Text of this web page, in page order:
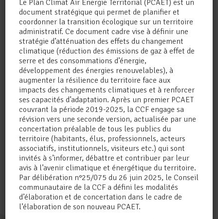
d’autres sites se comporte de la même
manière que si le visiteur se rendait sur cet
autre site.
Ces sites web pourraient collecter des
données sur vous, utiliser des cookies,
embarquer des outils de suivis tiers, suivre
vos interactions avec ces contenus embarqués
si vous disposez d’un compte connecté sur leur
site web.
INFORMATIONS DE
CONTACT
Communauté de Communes du Frontonnais
3 rue du Vigé – CS 20053
31620 Bouloc
TEL : 05 61 82 13 32
Le Plan Climat Air Energie Territorial (PCAET) est un
document stratégique qui permet de planifier et
coordonner la transition écologique sur un territoire
administratif. Ce document cadre vise à définir une
stratégie d’atténuation des effets du changement
climatique (réduction des émissions de gaz à effet de
serre et des consommations d’énergie,
développement des énergies renouvelables), à
augmenter la résilience du territoire face aux
impacts des changements climatiques et à renforcer
ses capacités d’adaptation. Après un premier PCAET
couvrant la période 2019-2025, la CCF engage sa
révision vers une seconde version, actualisée par une
concertation préalable de tous les publics du
territoire (habitants, élus, professionnels, acteurs
associatifs, institutionnels, visiteurs etc.) qui sont
invités à s’informer, débattre et contribuer par leur
avis à l’avenir climatique et énergétique du territoire.
Par délibération n°25/075 du 26 juin 2025, le Conseil
communautaire de la CCF a défini les modalités
d’élaboration et de concertation dans le cadre de
l’élaboration de son nouveau PCAET.